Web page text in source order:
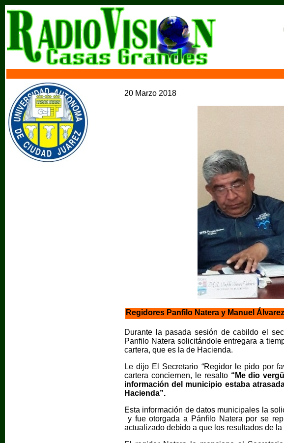
20 Marzo 2018
Regidores Panfilo Natera y Manuel
Durante la pasada sesión de cabildo el
Panfilo Natera solicitándole entregara a
cartera, que es la de Hacienda.
Le dijo El Secretario “Regidor le pido por
cartera conciernen, le resalto “Me dio
información del municipio estaba
Hacienda”.
Esta información de datos municipales la
y fue otorgada a Pánfilo Natera por se
actualizado debido a que los resultados de